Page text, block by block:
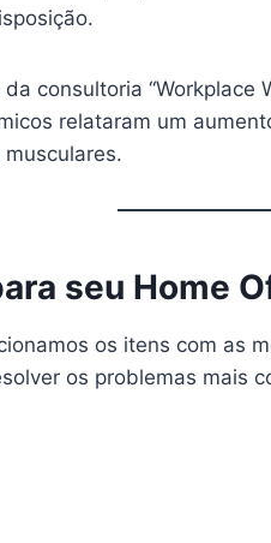
consultoria “Workplace
relataram um
seu Home
os itens com as
os problemas mais